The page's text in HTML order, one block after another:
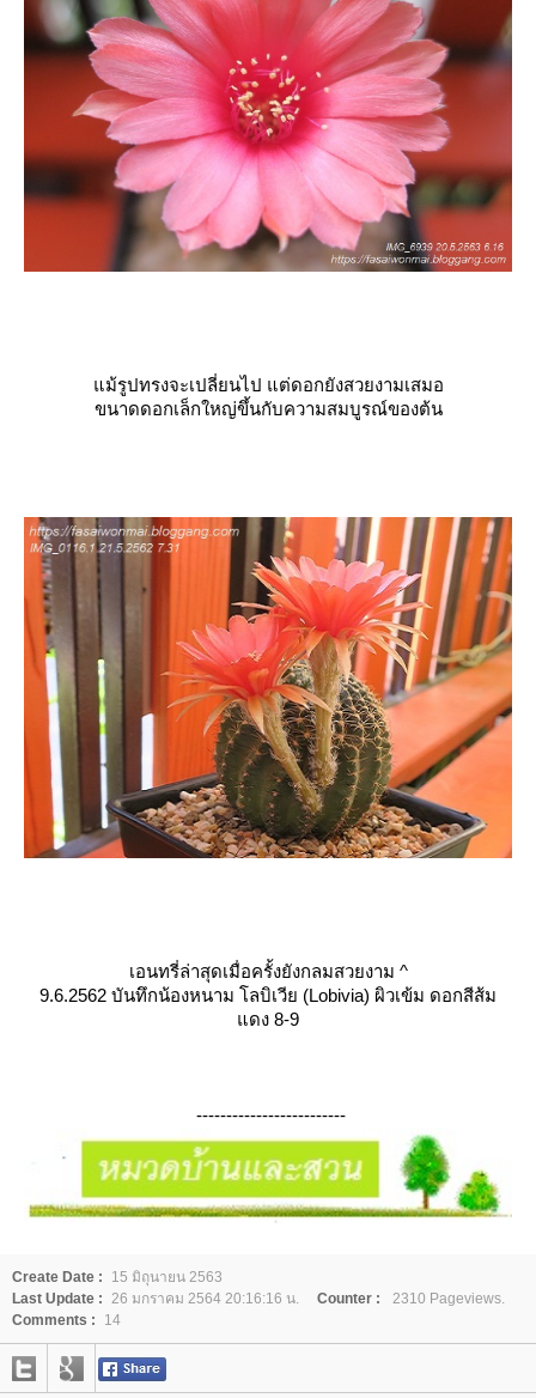
ม้รูปทรงจะเปลี่ยนไป แต่ดอกยังสวยงามเสมอ
ขนาดดอกเล็กใหญ่ขึ้นกับความสมบูรณ์ของต้น
เอนทรี่ล่าสุดเมื่อครั้งยังกลมสวยงาม ^
9.6.2562 บันทึกน้องหนาม โลบิเวีย (Lobivia) ผิวเข้ม ดอกสีส้ม
ดง 8-9
-------------------------
Create Date :
15 มิถุนายน 2563
Last Update : 26 มกราคม 2564 20:16:16 น. Counter :
2310 Pageviews.
Comments :
14